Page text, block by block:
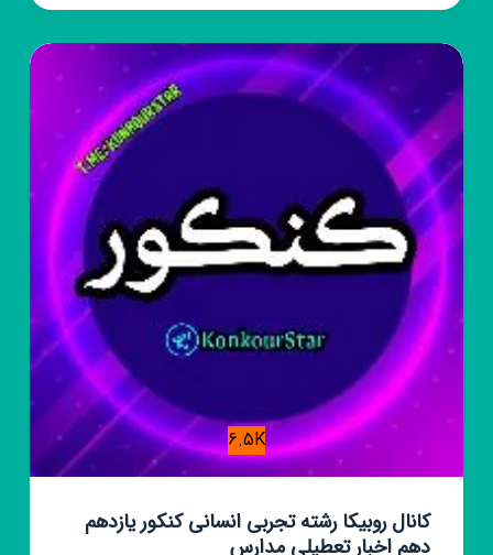
مشاوره
مامایی
بارداری
زایمان
نازایی
6.5K
کانال روبیکا رشته تجربی انسانی کنکور یازدهم
دهم اخبار تعطیلی مدارس